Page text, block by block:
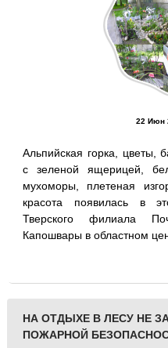
22 Июн
Альпийская горка, цветы,
с зеленой ящерицей,
мухоморы, плетеная
красота появилась в
Тверского филиала
Капошвары в областном
НА ОТДЫХЕ В ЛЕСУ НЕ
ПОЖАРНОЙ